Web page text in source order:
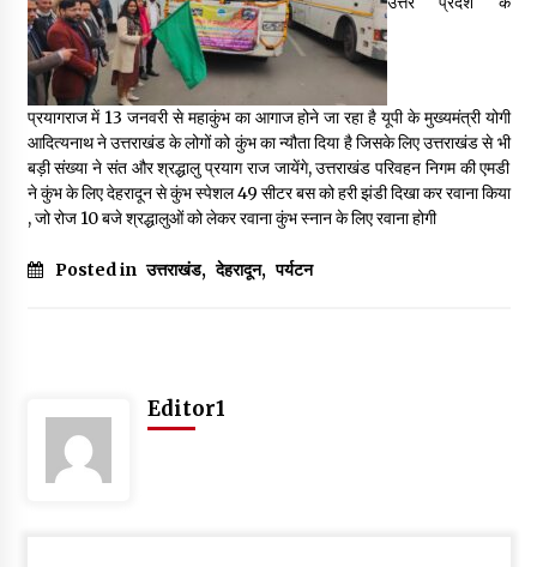
May 16, 2022
Thought Of The Day 14 May
May 14, 2022
Thought Of The Day 13 May
May 13, 2022
Thought Of The Day 11 May
प्रयागराज में 13 जनवरी से महाकुंभ का आगाज होने जा रहा है यूपी के मुख्यमंत्री योगी
आदित्यनाथ ने उत्तराखंड के लोगों को कुंभ का न्यौता दिया है जिसके लिए उत्तराखंड से भी
बड़ी संख्या ने संत और श्रद्धालु प्रयाग राज जायेंगे, उत्तराखंड परिवहन निगम की एमडी
ने कुंभ के लिए देहरादून से कुंभ स्पेशल 49 सीटर बस को हरी झंडी दिखा कर रवाना किया
, जो रोज 10 बजे श्रद्धालुओं को लेकर रवाना कुंभ स्नान के लिए रवाना होगी
Posted in उत्तराखंड, देहरादून, पर्यटन
Editor1